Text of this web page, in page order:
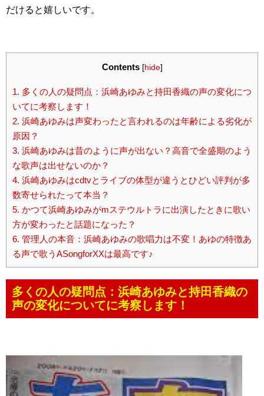
だけると嬉しいです。
Contents [hide]
1. 多くの人の疑問点：浜崎あゆみと持田香織の声の変化につ
いてに考察します！
2. 浜崎あゆみは声変わったと言われるのは年齢による劣化が
原因？
3. 浜崎あゆみは昔のように声が出ない？高音で全盛期のよう
な歌声は出せないのか？
4. 浜崎あゆみはcdtvとライブの体型が違うとひどい評判が多
数寄せられたって本当？
5. かつて浜崎あゆみがmステウルトラに出演したときに歌い
方が変わったと話題になった？
6. 管理人の本音：浜崎あゆみの歌唱力は不変！あゆの特徴あ
る声で歌うASongforXXは最高です♪
多くの人の疑問点：浜崎あゆみと持田香織の
声の変化についてに考察します！